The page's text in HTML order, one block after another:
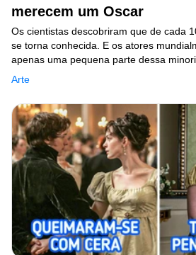
merecem um Oscar
Arte
Os cientistas descobriram que de cada
se torna conhecida. E os atores
apenas uma pequena parte dessa
de descobrir como os atores e atrizes
as filmagens, podemos entender que
realmente dispostas a tal dedicação e